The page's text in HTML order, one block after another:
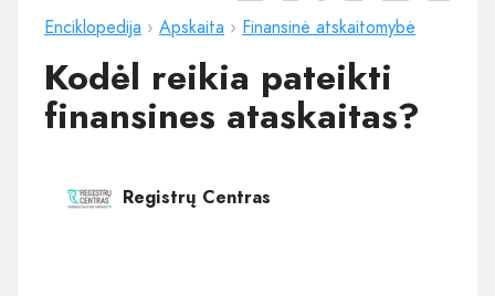
Enciklopedija › Apskaita › Finansinė atskaitomybė
Kodėl reikia pateikti
finansines ataskaitas?
Registrų Centras